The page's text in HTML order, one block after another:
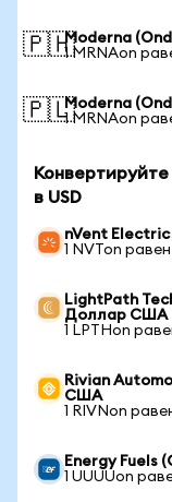
🇵🇭Moderna
1 MRNAon
🇵🇱Moderna
1 MRNAon
в USD
nVent
1 NVTon равен
LightPath
Доллар США
1 LPTHon
Rivian
США
1 RIVNon
Energy Fuels
1 UUUUon